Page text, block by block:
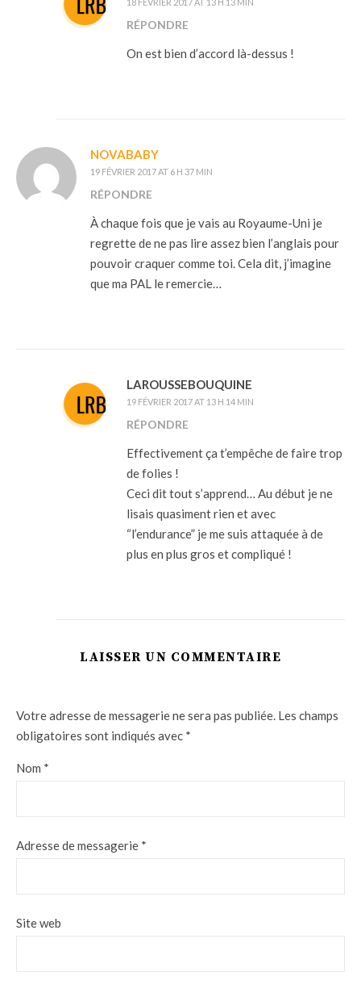
18 FÉVRIER 2017 AT 13 H 13 MIN
RÉPONDRE
On est bien d’accord là-dessus !
NOVABABY
19 FÉVRIER 2017 AT 6 H 37 MIN
RÉPONDRE
À chaque fois que je vais au Royaume-Uni je
regrette de ne pas lire assez bien l’anglais pour
pouvoir craquer comme toi. Cela dit, j’imagine
que ma PAL le remercie…
LAROUSSEBOUQUINE
19 FÉVRIER 2017 AT 13 H 14 MIN
RÉPONDRE
Effectivement ça t’empêche de faire trop
de folies !
Ceci dit tout s’apprend… Au début je ne
lisais quasiment rien et avec
“l’endurance” je me suis attaquée à de
plus en plus gros et compliqué !
LAISSER UN COMMENTAIRE
Votre adresse de messagerie ne sera pas publiée. Les champs
obligatoires sont indiqués avec *
Nom *
Adresse de messagerie *
Site web